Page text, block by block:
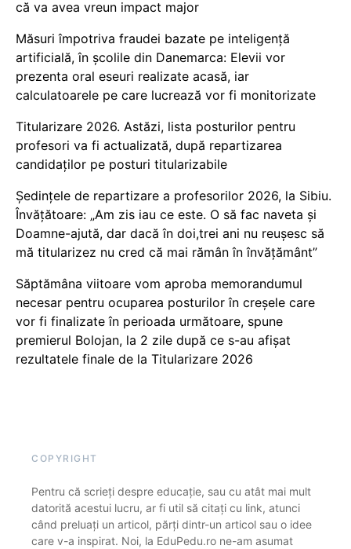
că va avea vreun impact major
Măsuri împotriva fraudei bazate pe inteligență
artificială, în școlile din Danemarca: Elevii vor
prezenta oral eseuri realizate acasă, iar
calculatoarele pe care lucrează vor fi monitorizate
Titularizare 2026. Astăzi, lista posturilor pentru
profesori va fi actualizată, după repartizarea
candidaților pe posturi titularizabile
Ședințele de repartizare a profesorilor 2026, la Sibiu.
Învățătoare: „Am zis iau ce este. O să fac naveta și
Doamne-ajută, dar dacă în doi,trei ani nu reușesc să
mă titularizez nu cred că mai rămân în învățământ”
Săptămâna viitoare vom aproba memorandumul
necesar pentru ocuparea posturilor în creșele care
vor fi finalizate în perioada următoare, spune
premierul Bolojan, la 2 zile după ce s-au afișat
rezultatele finale de la Titularizare 2026
COPYRIGHT
Pentru că scrieți despre educație, sau cu atât mai mult
datorită acestui lucru, ar fi util să citați cu link, atunci
când preluați un articol, părți dintr-un articol sau o idee
care v-a inspirat. Noi, la EduPedu.ro ne-am asumat